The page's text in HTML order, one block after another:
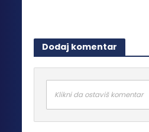
Dodaj komentar
Klikni da ostaviš komentar